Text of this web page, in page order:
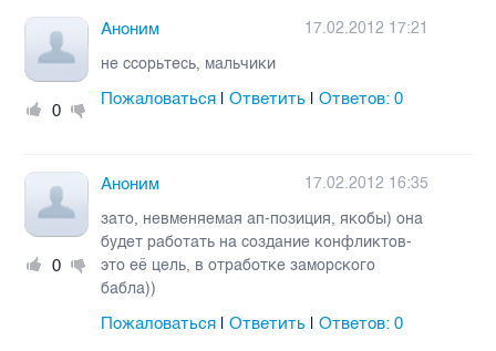
0
Аноним
17.02.2012 17:21
не ссорьтесь, мальчики
Пожаловаться |Ответить |Ответов:0
0
Аноним
17.02.2012 16:35
зато, невменяемая ап-позиция, якобы) она
будет работать на создание конфликтов-
это её цель, в отработке заморского
бабла))
Пожаловаться |Ответить |Ответов:0